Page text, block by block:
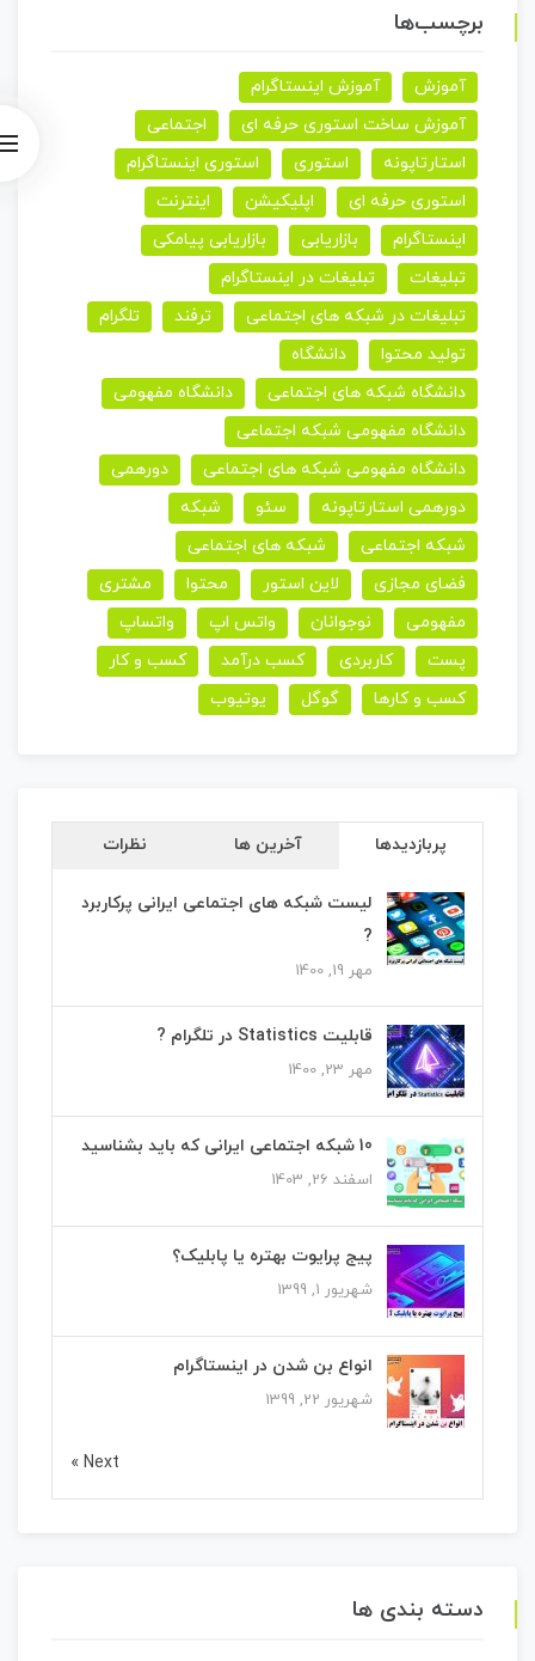
برچسب‌ها
آموزش
آموزش اینستاگرام
آموزش ساخت استوری حرفه ای
اجتماعی
استارتاپونه
استوری
استوری اینستاگرام
استوری حرفه ای
اپلیکیشن
اینترنت
اینستاگرام
بازاریابی
بازاریابی پیامکی
تبلیغات
تبلیغات در اینستاگرام
تبلیغات در شبکه های اجتماعی
ترفند
تلگرام
تولید محتوا
دانشگاه
دانشگاه شبکه های اجتماعی
دانشگاه مفهومی
دانشگاه مفهومی شبکه اجتماعی
دانشگاه مفهومی شبکه های اجتماعی
دورهمی
دورهمی استارتاپونه
سئو
شبکه
شبکه اجتماعی
شبکه های اجتماعی
فضای مجازی
لاین استور محتوا
مشتری
مفهومی
نوجوانان واتس اپ
واتساپ
پست
کاربردی کسب درآمد
کسب و کار
کسب و کارها
گوگل یوتیوب
پربازدیدها آخرین ها نظرات
لیست شبکه های اجتماعی ایرانی پرکاربرد
?
مهر 19, 1400
قابلیت Statistics در تلگرام ?
مهر 23, 1400
10 شبکه اجتماعی ایرانی که باید بشناسید
اسفند 26, 1403
پیج پرایوت بهتره یا پابلیک؟
شهریور 1, 1399
انواع بن شدن در اینستاگرام
شهریور 22, 1399
Next »
دسته بندی ها